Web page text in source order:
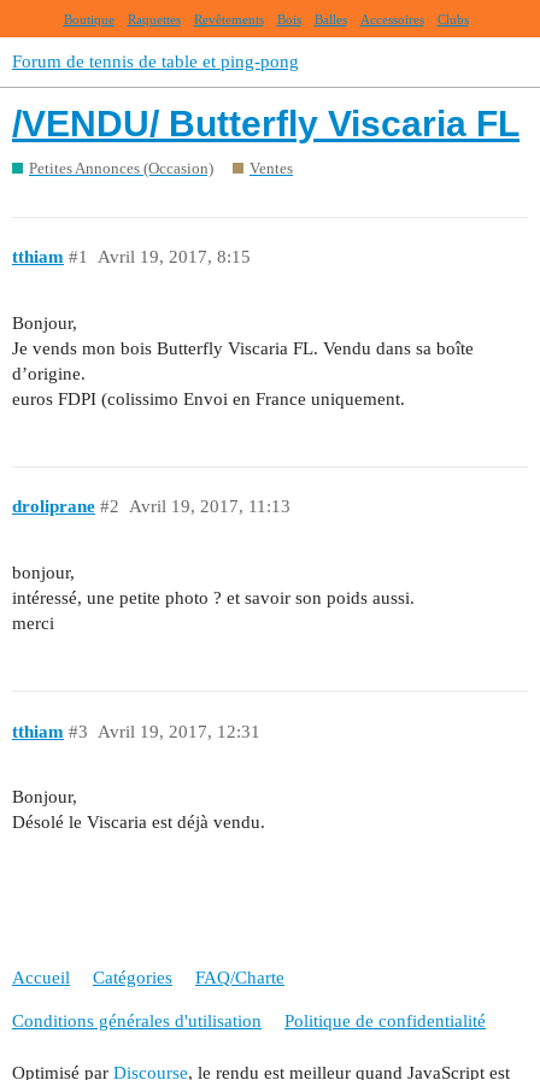
Boutique Raquettes Revêtements Bois Balles Accessoires Clubs
Forum de tennis de table et ping-pong
/VENDU/ Butterfly Viscaria FL
Petites Annonces (Occasion) Ventes
tthiam Avril 19, 2017, 8:15
#1
Bonjour,
Je vends mon bois Butterfly Viscaria FL. Vendu dans sa boîte
d’origine.
euros FDPI (colissimo Envoi en France uniquement.
droliprane Avril 19, 2017, 11:13
#2
bonjour,
intéressé, une petite photo ? et savoir son poids aussi.
merci
tthiam Avril 19, 2017, 12:31
#3
Bonjour,
Désolé le Viscaria est déjà vendu.
Accueil Catégories FAQ/Charte
Conditions générales d'utilisation Politique de confidentialité
Optimisé par Discourse, le rendu est meilleur quand JavaScript est